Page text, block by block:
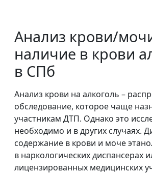
Анализ крови/
наличие в крови
в СПб
Анализ крови на алкоголь –
обследование, которое чаще
участникам ДТП. Однако это
необходимо и в других случаях.
содержание в крови и моче
в наркологических диспансерах
лицензированных медицинских